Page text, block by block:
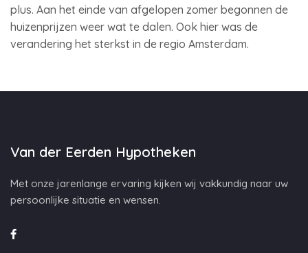
plus. Aan het einde van afgelopen zomer begonnen de
huizenprijzen weer wat te dalen. Ook hier was de
verandering het sterkst in de regio Amsterdam.
Van der Eerden Hypotheken
Met onze jarenlange ervaring kijken wij vakkundig naar uw
persoonlijke situatie en wensen.